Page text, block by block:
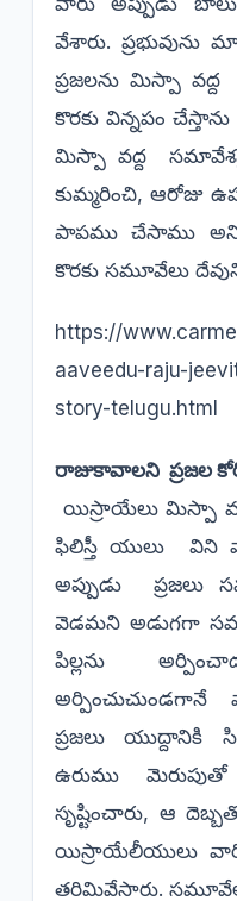
వేశారు.
ప్రజలను మిస్పా
కొరకు విన్నపం
మిస్పా వద్ద
కుమ్మరించి, ఆరోజు
పాపము చేసాము అని
కొరకు సమూవేలు
https://
aaveedu-raju-
story-telugu.html
రాజుకావాలని ప్రజల
యిస్రాయేలు మిస్పా
ఫిలిస్తీ యులు విని
అప్పుడు ప్రజలు
వెడమని అడుగగా
పిల్లను
ప్రజలు యుద్దానికి
ఉరుము
సృష్టించారు, ఆ
యిస్రాయేలీయులు వారి
తరిమివేసారు.